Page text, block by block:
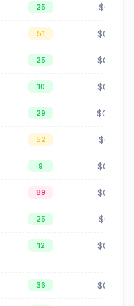
25 $0.19
51 $0.05
25 $0.23
10 $0.33
29 $0.42
52 $0.13
9 $0.33
89 $0.00
25 $0.19
12 $0.00
36 $0.79